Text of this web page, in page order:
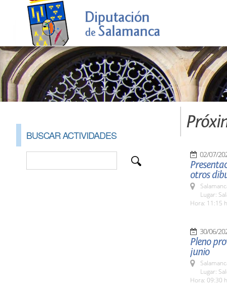
BUSCAR ACTIVIDADES
02/07/
otros
Lugar:
Hora: 11:15
30/06/
Pleno
junio
Lugar:
Hora: 09:30